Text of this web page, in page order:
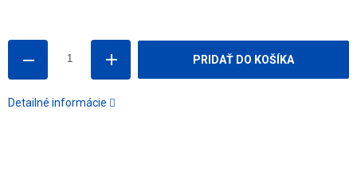
PRIDAŤ DO KOŠÍKA
Detailné informácie